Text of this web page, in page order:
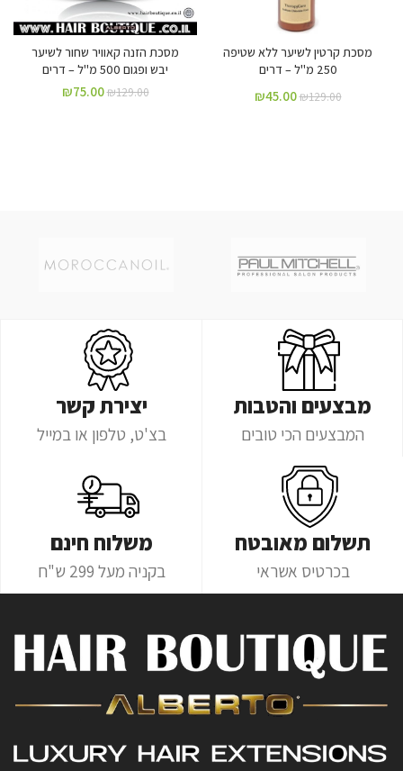
מסכת קרטין לשיער ללא שטיפה
250 מ"ל – דרים
₪129.00
₪45.00
מסכת הזנה קאוויר שחור לשיער
יבש ופגום 500 מ"ל – דרים
₪129.00
₪75.00
מבצעים והטבות
המבצעים הכי טובים
יצירת קשר
בצ'ט, טלפון או במייל
תשלום מאובטח
בכרטיס אשראי
משלוח חינם
בקניה מעל 299 ש"ח